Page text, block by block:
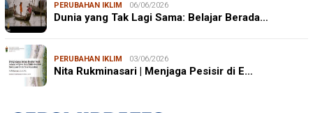
PERUBAHAN IKLIM 06/06/2026
Dunia yang Tak Lagi Sama: Belajar Berada…
PERUBAHAN IKLIM 03/06/2026
Nita Rukminasari | Menjaga Pesisir di E…